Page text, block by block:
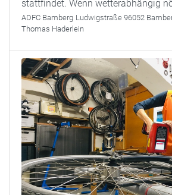
stattfindet. Wenn wetterabhängig
ADFC Bamberg Ludwigstraße 96052
Thomas Haderlein